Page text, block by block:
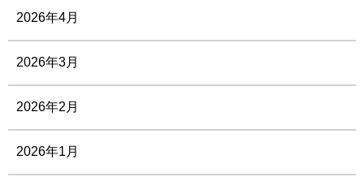
2026年4月
2026年3月
2026年2月
2026年1月